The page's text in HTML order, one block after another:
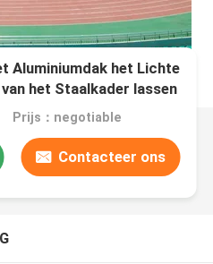
Aluminiumdak het Lichte
het Staalkader lassen
Prijs：negotiable
Contacteer ons